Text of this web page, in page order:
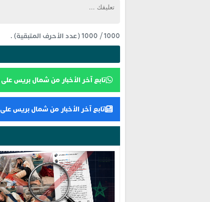
1000
/
1000(عدد الأحرف المتبقية) .
تابع آخر الأخبار من شمال بريس على WhatsApp
تابع آخر الأخبار من شمال بريس على Google News